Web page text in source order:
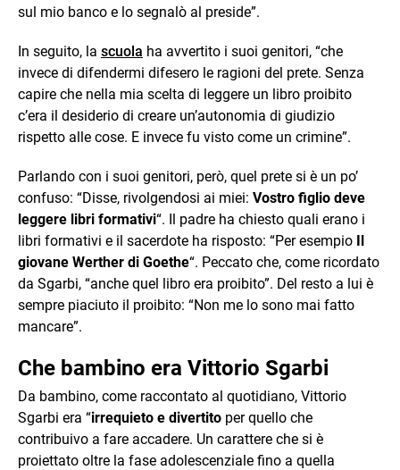
sul mio banco e lo segnalò al preside”.
In seguito, la scuola ha avvertito i suoi genitori, “che
invece di difendermi difesero le ragioni del prete. Senza
capire che nella mia scelta di leggere un libro proibito
c’era il desiderio di creare un’autonomia di giudizio
rispetto alle cose. E invece fu visto come un crimine”.
Parlando con i suoi genitori, però, quel prete si è un po’
confuso: “Disse, rivolgendosi ai miei: Vostro figlio deve
leggere libri formativi“. Il padre ha chiesto quali erano i
libri formativi e il sacerdote ha risposto: “Per esempio Il
giovane Werther di Goethe“. Peccato che, come ricordato
da Sgarbi, “anche quel libro era proibito”. Del resto a lui è
sempre piaciuto il proibito: “Non me lo sono mai fatto
mancare”.
Che bambino era Vittorio Sgarbi
Da bambino, come raccontato al quotidiano, Vittorio
Sgarbi era “irrequieto e divertito per quello che
contribuivo a fare accadere. Un carattere che si è
proiettato oltre la fase adolescenziale fino a quella